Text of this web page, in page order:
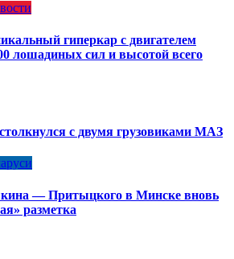
гиперкар с двигателем
лошадиных сил и высотой всего
с двумя грузовиками МАЗ
— Притыцкого в Минске вновь
разметка